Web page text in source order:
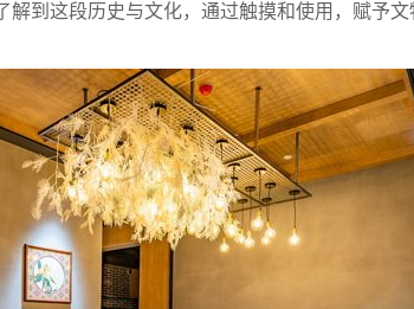
到这段历史与文化，通过触摸和使用，赋予文